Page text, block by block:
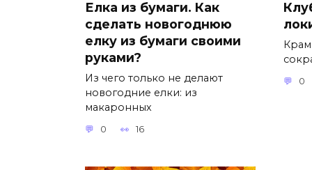
Елка из бумаги. Как
сделать новогоднюю
елку из бумаги своими
руками?
Из чего только не делают
новогодние елки: из
макаронных
0 16
0